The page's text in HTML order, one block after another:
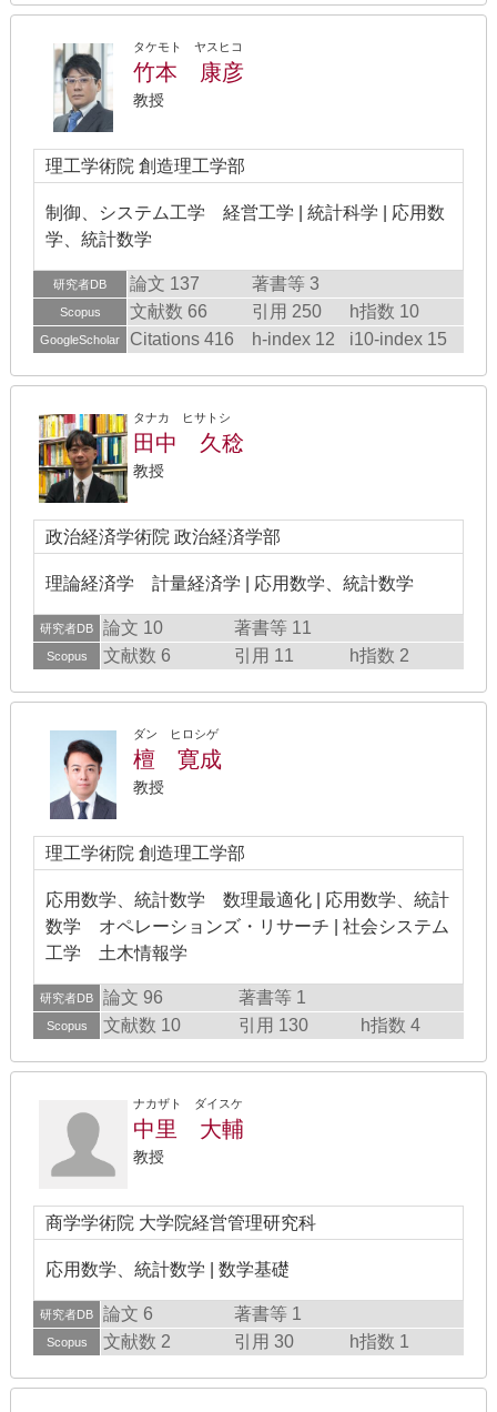
タケモト ヤスヒコ
竹本 康彦
教授
理工学術院 創造理工学部
制御、システム工学 経営工学 | 統計科学 | 応用数
学、統計数学
研究者DB 論文 137 著書等 3
Scopus 文献数 66 引用 250 h指数 10
GoogleScholar Citations 416 h-index 12 i10-index 15
タナカ ヒサトシ
田中 久稔
教授
政治経済学術院 政治経済学部
理論経済学 計量経済学 | 応用数学、統計数学
研究者DB 論文 10 著書等 11
Scopus 文献数 6 引用 11 h指数 2
ダン ヒロシゲ
檀 寛成
教授
理工学術院 創造理工学部
応用数学、統計数学 数理最適化 | 応用数学、統計
数学 オペレーションズ・リサーチ | 社会システム
工学 土木情報学
研究者DB 論文 96 著書等 1
Scopus 文献数 10 引用 130 h指数 4
ナカザト ダイスケ
中里 大輔
教授
商学学術院 大学院経営管理研究科
応用数学、統計数学 | 数学基礎
研究者DB 論文 6 著書等 1
Scopus 文献数 2 引用 30 h指数 1